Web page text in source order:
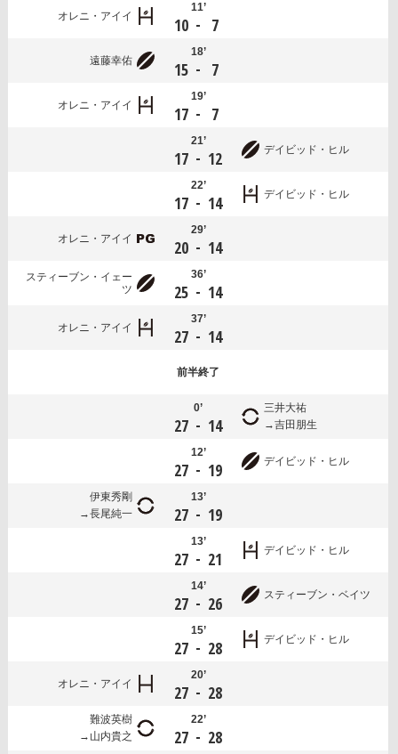
オレニ・アイイ
11’
10 - 7
遠藤幸佑
18’
15 - 7
オレニ・アイイ
19’
17 - 7
21’
17 - 12 デイビッド・ヒル
22’
17 - 14 デイビッド・ヒル
オレニ・アイイ
29’
20 - 14
スティーブン・イェー
ツ
36’
25 - 14
オレニ・アイイ
37’
27 - 14
前半終了
0’
27 - 14
三井大祐
吉田朋生
12’
27 - 19 デイビッド・ヒル
伊東秀剛
長尾純一
13’
27 - 19
13’
27 - 21 デイビッド・ヒル
14’
27 - 26 スティーブン・ベイツ
15’
27 - 28 デイビッド・ヒル
オレニ・アイイ
20’
27 - 28
難波英樹
山内貴之
22’
27 - 28